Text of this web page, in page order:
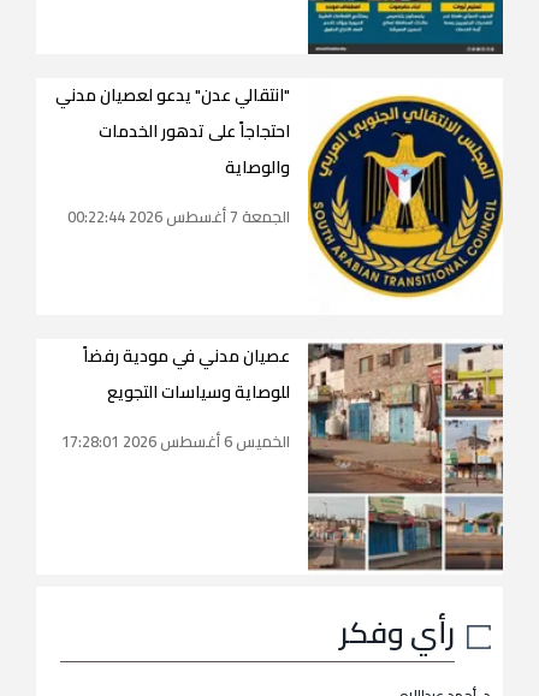
"انتقالي عدن" يدعو لعصيان مدني
احتجاجاً على تدهور الخدمات
والوصاية
الجمعة 7 أغسطس 2026 00:22:44
عصيان مدني في مودية رفضاً
للوصاية وسياسات التجويع
الخميس 6 أغسطس 2026 17:28:01
رأي وفكر